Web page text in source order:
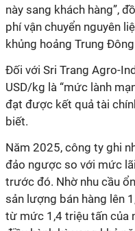
này sang khách hàng”,
phí vận chuyển nguyên
khủng hoảng Trung
Đối với Sri Trang Agro-
USD/kg là “mức lành
đạt được kết quả tài
biết.
Năm 2025, công ty ghi
đảo ngược so với mức
trước đó. Nhờ nhu cầu
sản lượng bán hàng lên
từ mức 1,4 triệu tấn của